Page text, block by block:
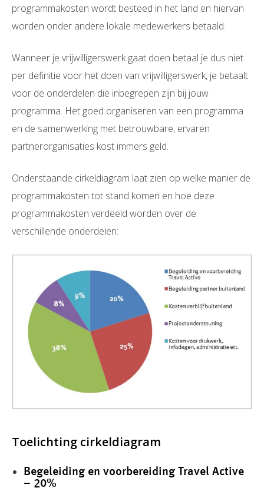
programmakosten wordt besteed in het land en hiervan
worden onder andere lokale medewerkers betaald.
Wanneer je vrijwilligerswerk gaat doen betaal je dus niet
per definitie voor het doen van vrijwilligerswerk, je betaalt
voor de onderdelen die inbegrepen zijn bij jouw
programma. Het goed organiseren van een programma
en de samenwerking met betrouwbare, ervaren
partnerorganisaties kost immers geld.
Onderstaande cirkeldiagram laat zien op welke manier de
programmakosten tot stand komen en hoe deze
programmakosten verdeeld worden over de
verschillende onderdelen:
Toelichting cirkeldiagram
Begeleiding en voorbereiding Travel Active
– 20%